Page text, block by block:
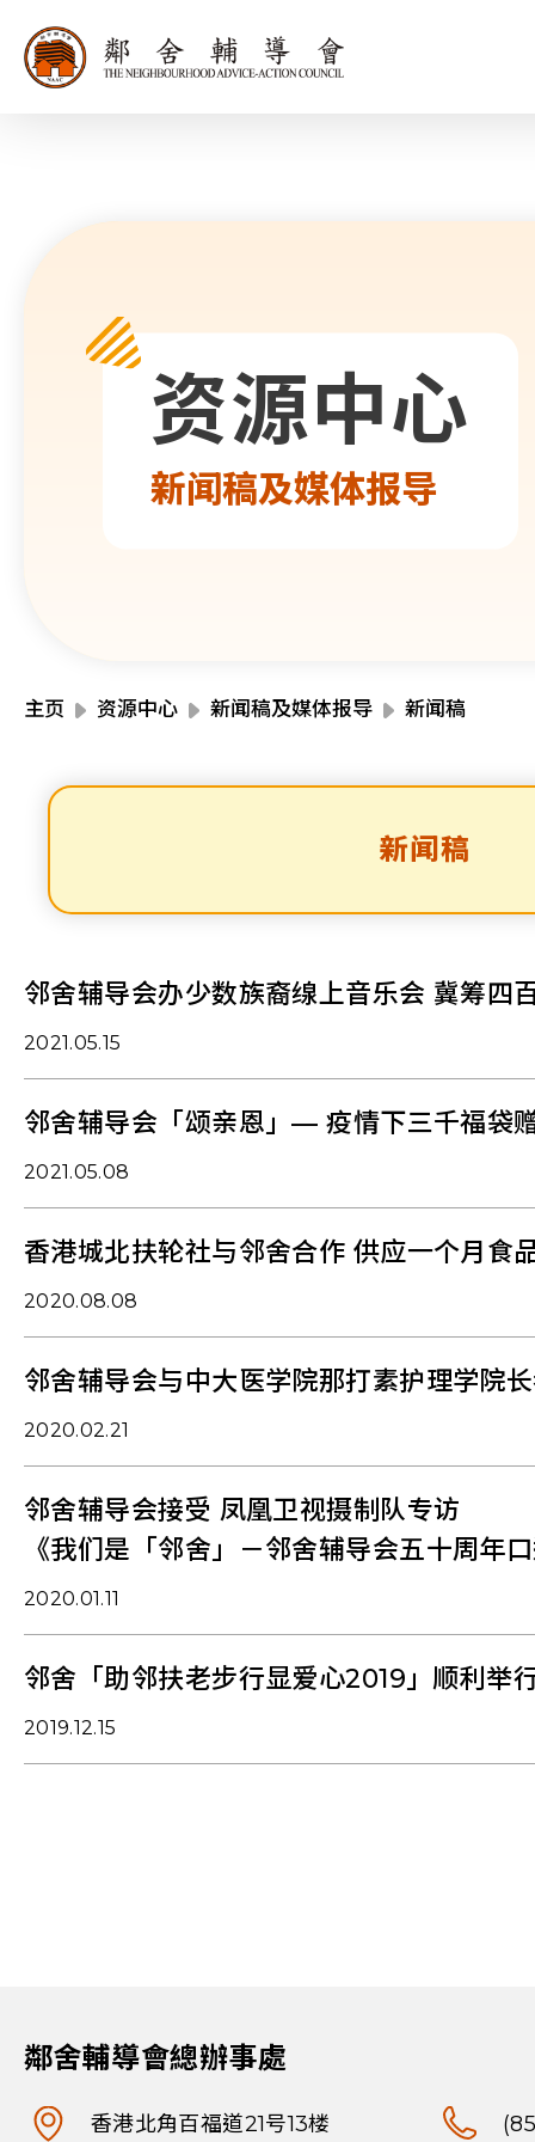
资源中心
新闻稿及媒体报导
主页 资源中心 新闻稿及媒体报导 新闻稿
新闻稿
邻舍辅导会办少数族裔缐上音乐会 冀筹四
2021.05.15
邻舍辅导会「颂亲恩」— 疫情下三千福袋
2021.05.08
香港城北扶轮社与邻舍合作 供应一个月食
2020.08.08
邻舍辅导会与中大医学院那打素护理学院
2020.02.21
邻舍辅导会接受 凤凰卫视摄制队专访
《我们是「邻舍」－邻舍辅导会五十周年
2020.01.11
邻舍「助邻扶老步行显爱心2019」顺利举
2019.12.15
鄰舍輔導會總辦事處
香港北角百福道21号13楼